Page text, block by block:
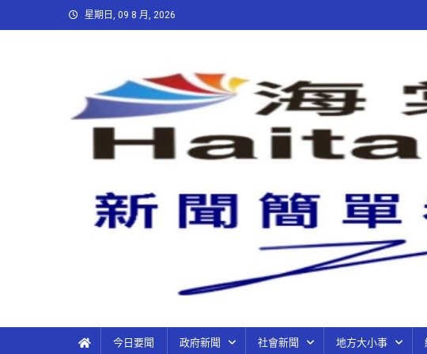
星期日, 09 8 月, 2026
今日要聞 政府新聞 社會新聞 地方大小事